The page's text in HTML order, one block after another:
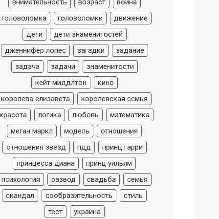
внимательность возраст
война
головоломка
головоломки
движение
дети
дети знаменитостей
дженнифер лопес
загадки
задание
задача
задачи
знаменитости
кейт миддлтон
кино
королева елизавета
королевская семья
логика любовь
математика
меган маркл
модель
отношения
отношения звезд
пдд
принц гарри
принцесса диана
принц уильям
психология
развод свадьба
семья
скандал
сообразительность
стиль
тест
украина